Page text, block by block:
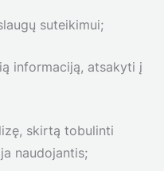
suteikimui;
informaciją, atsakyti į
skirtą tobulinti
naudojantis;